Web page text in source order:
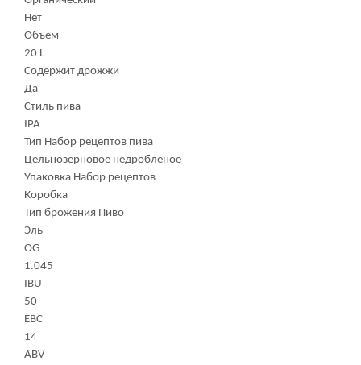
Нет
Объем
20 L
Содержит дрожжи
Да
Стиль пива
IPA
Тип Набор рецептов пива
Цельнозерновое недробленое
Упаковка Набор рецептов
Коробка
Тип брожения Пиво
Эль
OG
1.045
IBU
50
EBC
14
ABV